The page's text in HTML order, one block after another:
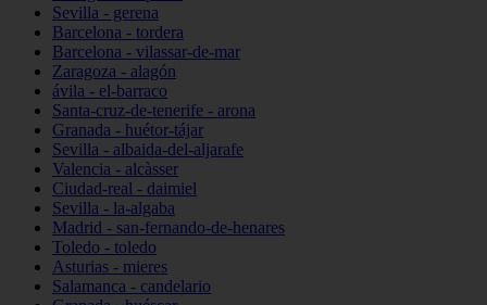
Sevilla - gerena
Barcelona - tordera
Barcelona - vilassar-de-mar
Zaragoza - alagón
ávila - el-barraco
Santa-cruz-de-tenerife - arona
Granada - huétor-tájar
Sevilla - albaida-del-aljarafe
Valencia - alcàsser
Ciudad-real - daimiel
Sevilla - la-algaba
Madrid - san-fernando-de-henares
Toledo - toledo
Asturias - mieres
Salamanca - candelario